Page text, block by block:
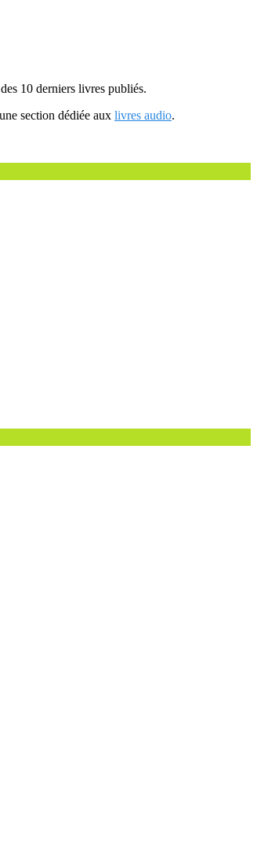
10 derniers livres publiés.
section dédiée aux livres audio.